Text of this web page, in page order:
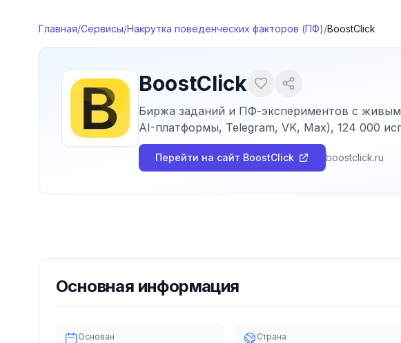
Главная/Сервисы/Накрутка поведенческих факторов (ПФ)/BoostClick
BoostClick
Биржа заданий и ПФ-экспериментов с
AI-платформы, Telegram, VK, Max), 124 000
Перейти на сайт BoostClick boostclick.ru
Основная информация
Основан Страна